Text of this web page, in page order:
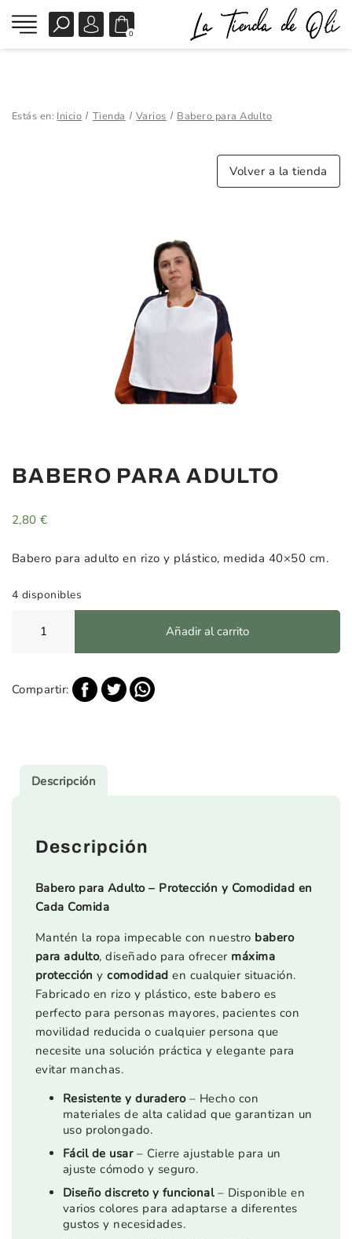
0
Estás en: Inicio Tienda Varios Babero para Adulto
Volver a la tienda
BABERO PARA ADULTO
2,80€
Babero para adulto en rizo y plástico, medida 40×50 cm.
4 disponibles
Añadir al carrito
Compartir:
Descripción
Descripción
Babero para Adulto – Protección y Comodidad en
Cada Comida
Mantén la ropa impecable con nuestro babero
para adulto, diseñado para ofrecer máxima
protección ycomodidad en cualquier situación.
Fabricado en rizo y plástico, este babero es
perfecto para personas mayores, pacientes con
movilidad reducida o cualquier persona que
necesite una solución práctica y elegante para
evitar manchas.
Resistente y duradero– Hecho con
materiales de alta calidad que garantizan un
uso prolongado.
Fácil de usar– Cierre ajustable para un
ajuste cómodo y seguro.
Diseño discreto y funcional– Disponible en
varios colores para adaptarse a diferentes
gustos y necesidades.